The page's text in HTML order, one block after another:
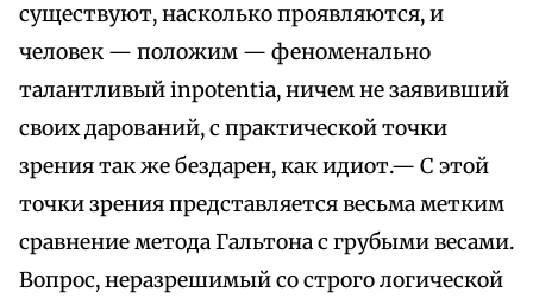
существуют, насколько проявляются, и
человек — положим — феноменально
талантливый inpotentia, ничем не заявивший
своих дарований, с практической точки
зрения так же бездарен, как идиот.— С этой
точки зрения представляется весьма метким
сравнение метода Гальтона с грубыми весами.
Вопрос, неразрешимый со строго логической